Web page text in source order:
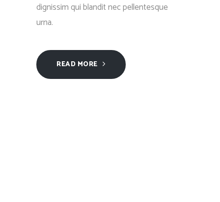
dignissim qui blandit nec pellentesque
urna.
READ MORE